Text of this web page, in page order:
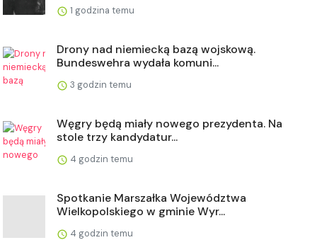
1 godzina temu
Drony nad niemiecką bazą wojskową.
Bundeswehra wydała komuni...
3 godzin temu
Węgry będą miały nowego prezydenta. Na
stole trzy kandydatur...
4 godzin temu
Spotkanie Marszałka Województwa
Wielkopolskiego w gminie Wyr...
4 godzin temu